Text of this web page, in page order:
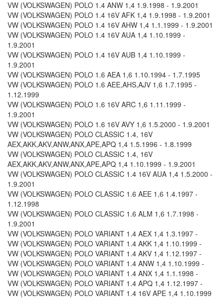
VW (VOLKSWAGEN) POLO 1.4 ANW 1,4 1.9.1998 - 1.9.2001
VW (VOLKSWAGEN) POLO 1.4 16V AFK 1,4 1.9.1998 - 1.9.2001
VW (VOLKSWAGEN) POLO 1.4 16V AHW 1,4 1.1.1999 - 1.9.2001
VW (VOLKSWAGEN) POLO 1.4 16V AUA 1,4 1.10.1999 -
1.9.2001
VW (VOLKSWAGEN) POLO 1.4 16V AUB 1,4 1.10.1999 -
1.9.2001
VW (VOLKSWAGEN) POLO 1.6 AEA 1,6 1.10.1994 - 1.7.1995
VW (VOLKSWAGEN) POLO 1.6 AEE,AHS,AJV 1,6 1.7.1995 -
1.12.1999
VW (VOLKSWAGEN) POLO 1.6 16V ARC 1,6 1.11.1999 -
1.9.2001
VW (VOLKSWAGEN) POLO 1.6 16V AVY 1,6 1.5.2000 - 1.9.2001
VW (VOLKSWAGEN) POLO CLASSIC 1.4, 16V
AEX,AKK,AKV,ANW,ANX,APE,APQ 1,4 1.5.1996 - 1.8.1999
VW (VOLKSWAGEN) POLO CLASSIC 1.4, 16V
AEX,AKK,AKV,ANW,ANX,APE,APQ 1,4 1.10.1999 - 1.9.2001
VW (VOLKSWAGEN) POLO CLASSIC 1.4 16V AUA 1,4 1.5.2000 -
1.9.2001
VW (VOLKSWAGEN) POLO CLASSIC 1.6 AEE 1,6 1.4.1997 -
1.12.1998
VW (VOLKSWAGEN) POLO CLASSIC 1.6 ALM 1,6 1.7.1998 -
1.9.2001
VW (VOLKSWAGEN) POLO VARIANT 1.4 AEX 1,4 1.3.1997 -
VW (VOLKSWAGEN) POLO VARIANT 1.4 AKK 1,4 1.10.1999 -
VW (VOLKSWAGEN) POLO VARIANT 1.4 AKV 1,4 1.12.1997 -
VW (VOLKSWAGEN) POLO VARIANT 1.4 ANW 1,4 1.10.1999 -
VW (VOLKSWAGEN) POLO VARIANT 1.4 ANX 1,4 1.1.1998 -
VW (VOLKSWAGEN) POLO VARIANT 1.4 APQ 1,4 1.12.1997 -
VW (VOLKSWAGEN) POLO VARIANT 1.4 16V APE 1,4 1.10.1999